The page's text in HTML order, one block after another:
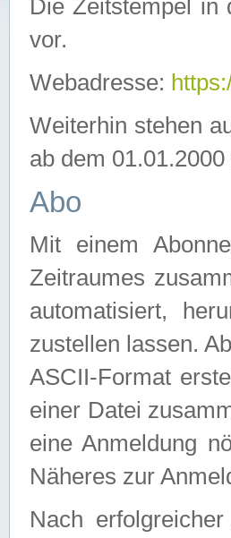
Die Zeitstempel in
vor.
Webadresse:
Weiterhin stehen
ab dem 01.01.2000
Abo
Mit einem
Zeitraumes
automatisiert,
zustellen lassen.
ASCII-Format
einer Datei
eine Anmeldung
Näheres zur
Nach